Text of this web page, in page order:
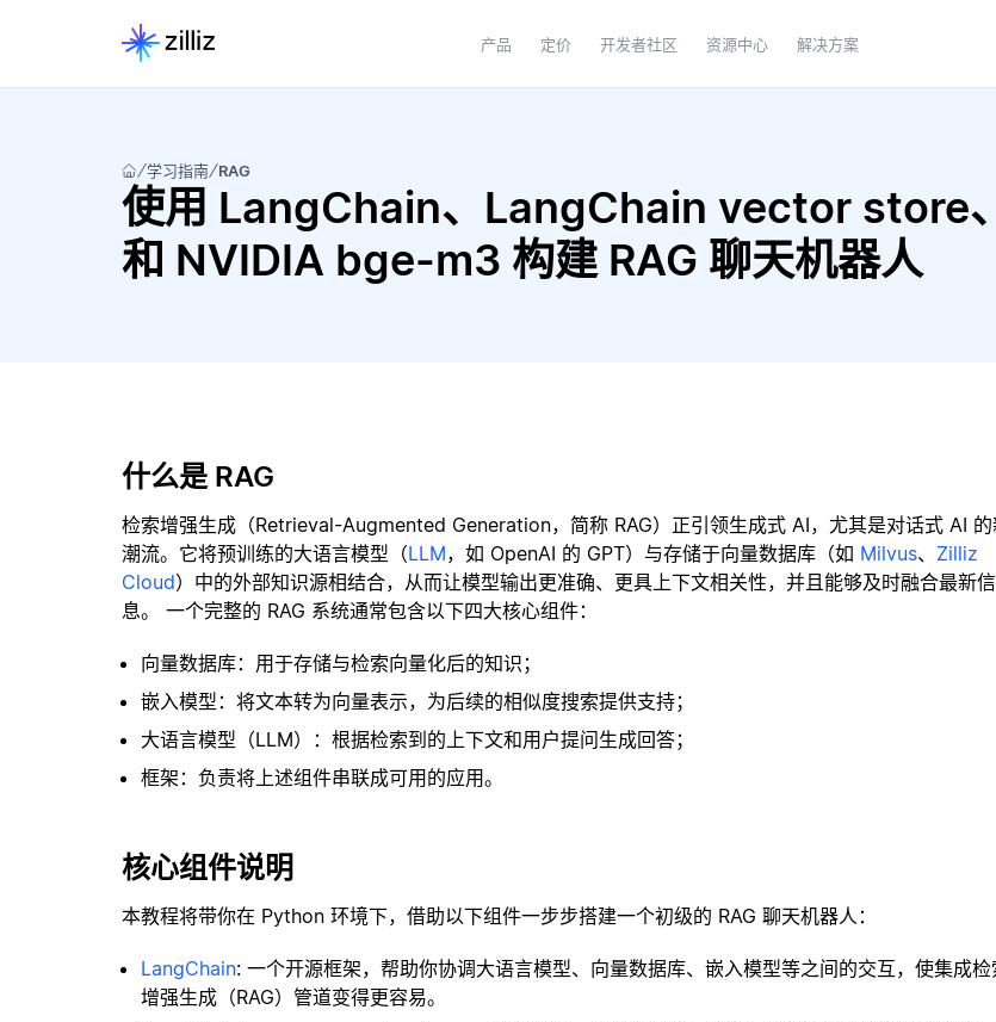
产品 定价 开发者社区 资源中心 解决方案
学习指南 RAG
使用 LangChain、LangChain vector store
和 NVIDIA bge-m3 构建 RAG 聊天机器人
什么是 RAG
检索增强生成（Retrieval-Augmented Generation，简称 RAG）正引领生成式 AI，尤其是对话式 AI
潮流。它将预训练的大语言模型（LLM，如 OpenAI 的 GPT）与存储于向量数据库（如 Milvus、 Zilliz
Cloud）中的外部知识源相结合，从而让模型输出更准确、更具上下文相关性，并且能够及时融合最新信
息。 一个完整的 RAG 系统通常包含以下四大核心组件：
向量数据库：用于存储与检索向量化后的知识；
嵌入模型：将文本转为向量表示，为后续的相似度搜索提供支持；
大语言模型（LLM）：根据检索到的上下文和用户提问生成回答；
框架：负责将上述组件串联成可用的应用。
核心组件说明
本教程将带你在 Python 环境下，借助以下组件一步步搭建一个初级的 RAG 聊天机器人：
LangChain: 一个开源框架，帮助你协调大语言模型、向量数据库、嵌入模型等之间的交互，使集成检
增强生成（RAG）管道变得更容易。